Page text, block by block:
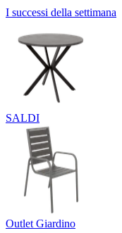
I successi della settimana
SALDI
Outlet Giardino